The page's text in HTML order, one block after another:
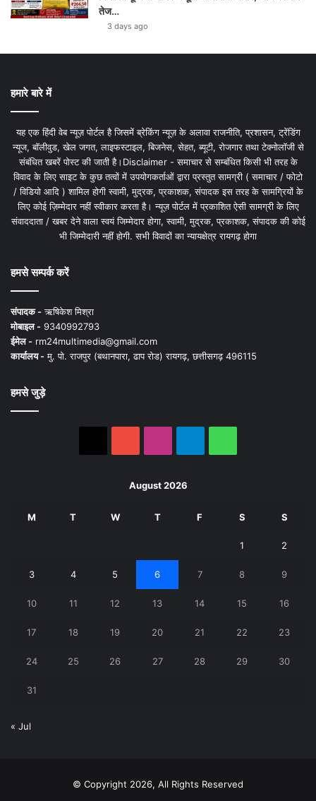
तेज…
3 days ago
हमारे बारे में
यह एक हिंदी वेब न्यूज़ पोर्टल है जिसमें ब्रेकिंग न्यूज़ के अलावा राजनीति, प्रशासन, ट्रेंडिंग
न्यूज, बॉलीवुड, खेल जगत, लाइफस्टाइल, बिजनेस, सेहत, ब्यूटी, रोजगार तथा टेक्नोलॉजी से
संबंधित खबरें पोस्ट की जाती है।Disclaimer - समाचार से सम्बंधित किसी भी तरह के
विवाद के लिए साइट के कुछ तत्वों में उपयोगकर्ताओं द्वारा प्रस्तुत सामग्री ( समाचार / फोटो
/ विडियो आदि ) शामिल होगी स्वामी, मुद्रक, प्रकाशक, संपादक इस तरह के सामग्रियों के
लिए कोई ज़िम्मेदार नहीं स्वीकार करता है। न्यूज़ पोर्टल में प्रकाशित ऐसी सामग्री के लिए
संवाददाता / खबर देने वाला स्वयं जिम्मेदार होगा, स्वामी, मुद्रक, प्रकाशक, संपादक की कोई
भी जिम्मेदारी नहीं होगी. सभी विवादों का न्यायक्षेत्र रायगढ़ होगा
हमसे सम्पर्क करें
संपादक -ऋषिकेश मिश्रा
मोबाइल - 9340992793
ईमेल - rm24multimedia@gmail.com
कार्यालय -मु. पो. राजपुर (बथानपारा, ढाप रोड) रायगढ़, छत्तीसगढ़ 496115
हमसे जुड़े
August 2026
M T W T F S S
1 2
3 4 5 6 7 8 9
10 11 12 13 14 15 16
17 18 19 20 21 22 23
24 25 26 27 28 29 30
31
« Jul
© Copyright 2026, All Rights Reserved